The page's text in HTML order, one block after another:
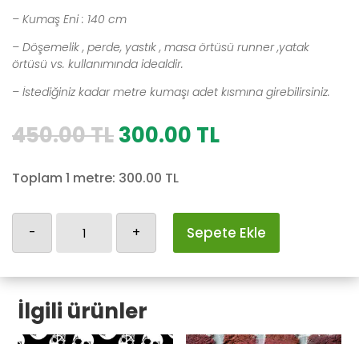
– Kumaş Eni : 140 cm
– Döşemelik , perde, yastık , masa örtüsü runner ,yatak
örtüsü vs. kullanımında idealdir.
– İstediğiniz kadar metre kumaşı adet kısmına girebilirsiniz.
450.00TLOrijinal
450.00 TL.
300.00 TLŞu
Toplam 1 metre: 300.00 TL
- + Sepete Ekle
İlgili ürünler